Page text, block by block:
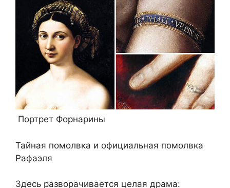
Портрет Форнарины
Тайная помолвка и официальная помолвка
Рафаэля
Здесь разворачивается целая драма: